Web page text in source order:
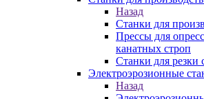
Назад
Станки для
Прессы для
канатных строп
Станки для резки
Электроэрозионные
Назад